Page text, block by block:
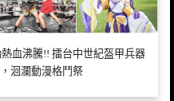
血沸騰!! 擂台中世紀盔甲兵器
洄瀾動漫格鬥祭